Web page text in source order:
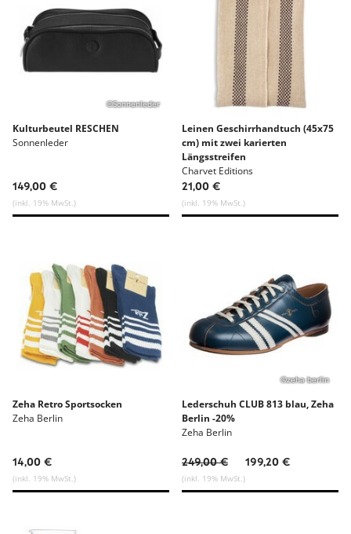
©Sonnenleder
Kulturbeutel RESCHEN
Sonnenleder
149,00 €
(inkl. 19% MwSt.)
Leinen Geschirrhandtuch (45x75
cm) mit zwei karierten
Längsstreifen
Charvet Editions
21,00 €
(inkl. 19% MwSt.)
Zeha Retro Sportsocken
Zeha Berlin
14,00 €
(inkl. 19% MwSt.)
©zeha berlin
Lederschuh CLUB 813 blau, Zeha
Berlin -20%
Zeha Berlin
249,00 € 199,20 €
(inkl. 19% MwSt.)